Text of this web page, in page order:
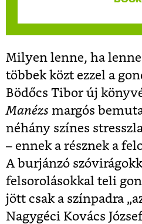
Milyen lenne, ha
többek közt ezzel a
Bödőcs Tibor új
Manézs margós
néhány színes
– ennek a résznek a
A burjánzó
felsorolásokkal teli
jött csak a színpadra
Nagygéci Kovács